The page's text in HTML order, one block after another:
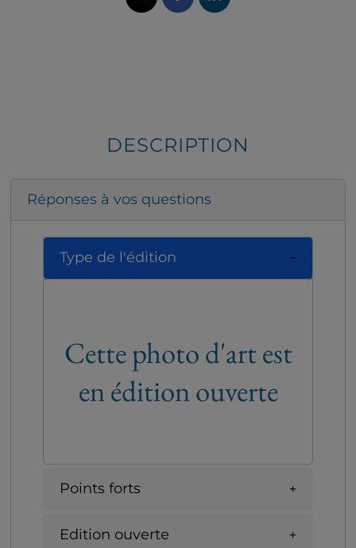
DESCRIPTION
Réponses à vos questions
Type de l'édition
Cette photo d'art est
en édition ouverte
Points forts
Edition ouverte